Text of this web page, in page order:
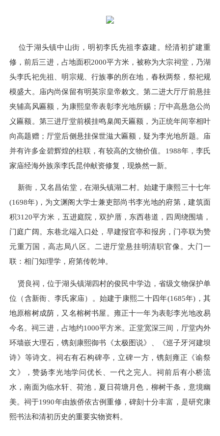
位于湖头镇中山街，明初李氏先祖李森建。经清初扩建重
修，前后三进，占地面积2000平方米，被称为大宗祠堂，乃湖
头李氏祀先祖、明宗规、行族事的所在地，春秋两祭，祭祀规
模盛大。庙内尚保留有明英宗皇帝敕文。第二进大厅厅前悬挂
夹辅高风匾额，为康熙皇帝表彰李光地所赐；厅中高悬急公尚
义匾额。第三进厅堂前横挂鸣臬闻天匾额，为正统年间宰相叶
向高题赠；厅堂后侧悬挂保世滋大匾额，疑为李光地所题。庙
并有许多金碧辉煌的柱联，有较高的文物价值。1988年，李氏
家庙经海外族亲李氏昆仲献资修复，现焕然一新。
新衙，又名昌佑堂，在湖头镇湖二村。始建于康熙三十七年
(1698年)，为文渊阁大学士兼吏部尚书李光地的府第，建筑面
积3120平方米，五进庭院，双护厝，东西巷道，四周绕围墙，
门庭广阔。东巷北端入口处，早建报官亭和报房，门亭联为赞
元重万国，高志局八区。二进厅堂悬挂明清职官像。大门一
联：相门知理学，府第传乾坤。
贤良祠，位于湖头镇湖四村的俊民中学边，省级文物保护单
位（含新衙、李氏家庙）。始建于康熙二十四年(1685年)，其
地原榕树成荫，又名榕树书屋。雍正十一年为表彰李光地改易
今名。祠三进，占地约1000平方米。正堂宽深三间，厅堂内外
环墙嵌大理石，镌刻康熙御书《太极图说》、《巡子牙河建坝
诗》等诗文。祠右有石构碑亭，立碑一方，镌刻雍正《谕祭
文》，赞扬李光地学问优长、一代之完人。祠前后有小桥流
水，南面为临水轩、荷池，夏日荷塘月色，柳树干条，意境幽
美。祠于1990年由族侨依古例重修，碑刻十分丰富，是研究康
熙书法和清初历史的重要实物资料。